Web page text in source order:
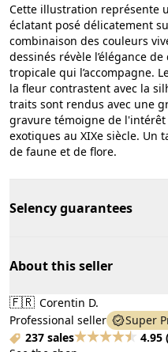
Cette illustration représente
éclatant posé délicatement
combinaison des couleurs
dessinés révèle l’élégance
tropicale qui l’accompagne.
la fleur contrastent avec la
traits sont rendus avec une
gravure témoigne de
exotiques au XIXe siècle. Un
de faune et de flore.
Selency guarantees
About this seller
🇫🇷 Corentin D.
Professional seller
Super
237 sales
4.95 (